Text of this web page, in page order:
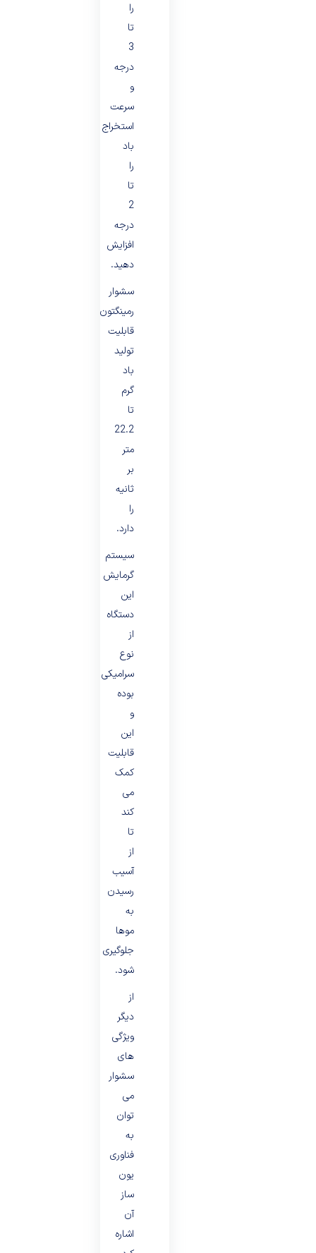
را
تا
3
درجه
و
سرعت
استخراج
باد
را
تا
2
درجه
افزایش
دهید.
سشوار
رمینگتون
قابلیت
تولید
باد
گرم
تا
22.2
متر
بر
ثانیه
را
دارد.
سیستم
گرمایش
این
دستگاه
از
نوع
سرامیکی
بوده
و
این
قابلیت
کمک
می
کند
تا
از
آسیب
رسیدن
به
موها
جلوگیری
شود.
از
دیگر
ویژگی
های
سشوار
می
توان
به
فناوری
یون
ساز
آن
اشاره